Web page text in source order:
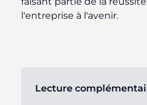
l'entreprise à l'avenir.
Lecture